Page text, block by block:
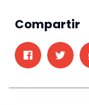
Compartir